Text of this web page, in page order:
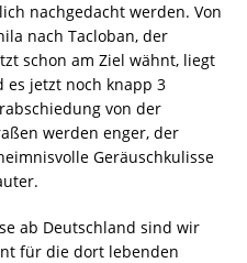
nachgedacht werden. Von
nach Tacloban, der
schon am Ziel wähnt, liegt
es jetzt noch knapp 3
von der
werden enger, der
Geräuschkulisse
ab Deutschland sind wir
für die dort lebenden